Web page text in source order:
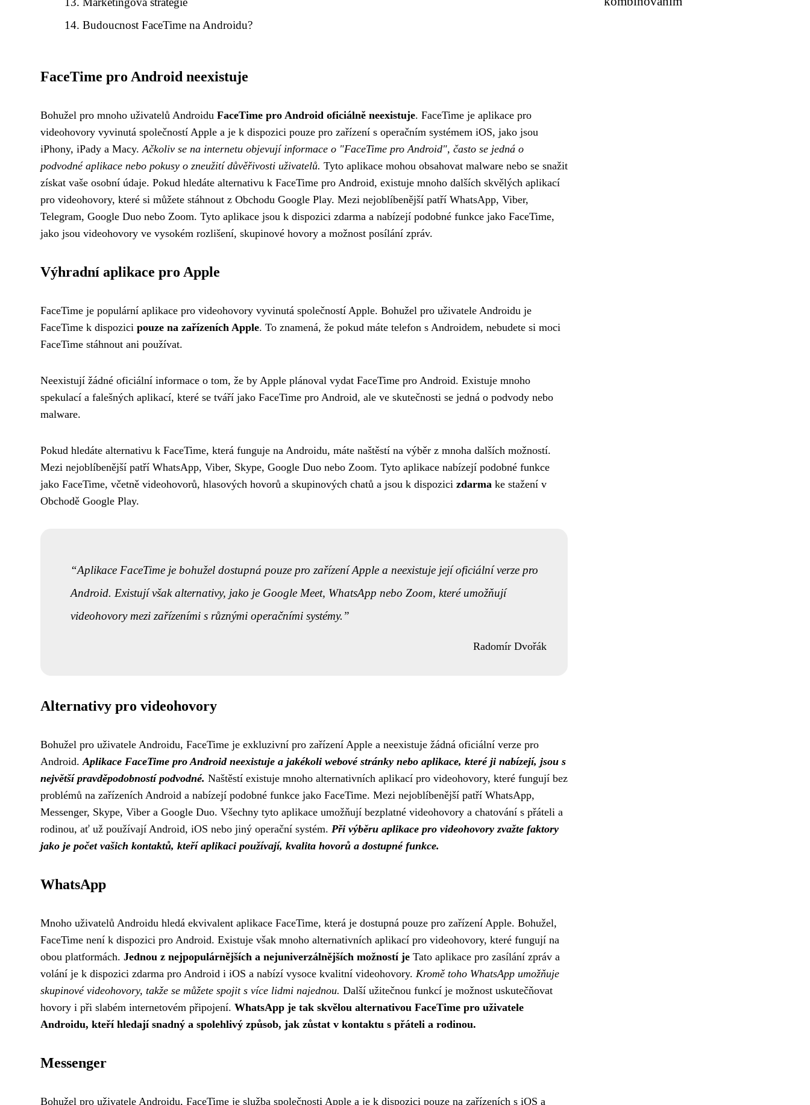
Budoucnost FaceTime na Androidu?
FaceTime pro Android neexistuje
Bohužel pro mnoho uživatelů Androidu FaceTime pro Android oficiálně neexistuje. FaceTime je aplikace pro
videohovory vyvinutá společností Apple a je k dispozici pouze pro zařízení s operačním systémem iOS, jako jsou
iPhony, iPady a Macy.Ačkoliv se na internetu objevují informace o "FaceTime pro Android", často se jedná o
podvodné aplikace nebo pokusy o zneužití důvěřivosti uživatelů. Tyto aplikace mohou obsahovat malware nebo se snažit
získat vaše osobní údaje. Pokud hledáte alternativu k FaceTime pro Android, existuje mnoho dalších skvělých aplikací
pro videohovory, které si můžete stáhnout z Obchodu Google Play. Mezi nejoblíbenější patří WhatsApp, Viber,
Telegram, Google Duo nebo Zoom. Tyto aplikace jsou k dispozici zdarma a nabízejí podobné funkce jako FaceTime,
jako jsou videohovory ve vysokém rozlišení, skupinové hovory a možnost posílání zpráv.
Výhradní aplikace pro Apple
FaceTime je populární aplikace pro videohovory vyvinutá společností Apple. Bohužel pro uživatele Androidu je
FaceTime k dispozici pouze na zařízeních Apple. To znamená, že pokud máte telefon s Androidem, nebudete si moci
FaceTime stáhnout ani používat.
Neexistují žádné oficiální informace o tom, že by Apple plánoval vydat FaceTime pro Android. Existuje mnoho
spekulací a falešných aplikací, které se tváří jako FaceTime pro Android, ale ve skutečnosti se jedná o podvody nebo
malware.
Pokud hledáte alternativu k FaceTime, která funguje na Androidu, máte naštěstí na výběr z mnoha dalších možností.
Mezi nejoblíbenější patří WhatsApp, Viber, Skype, Google Duo nebo Zoom. Tyto aplikace nabízejí podobné funkce
jako FaceTime, včetně videohovorů, hlasových hovorů a skupinových chatů a jsou k dispozici zdarma ke stažení v
Obchodě Google Play.
Aplikace FaceTime je bohužel dostupná pouze pro zařízení Apple a neexistuje její oficiální verze pro
Android. Existují však alternativy, jako je Google Meet, WhatsApp nebo Zoom, které umožňují
videohovory mezi zařízeními s různými operačními systémy.
Radomír Dvořák
Alternativy pro videohovory
Bohužel pro uživatele Androidu, FaceTime je exkluzivní pro zařízení Apple a neexistuje žádná oficiální verze pro
Android.Aplikace FaceTime pro Android neexistuje a jakékoli webové stránky nebo aplikace, které ji nabízejí, jsou s
největší pravděpodobností podvodné. Naštěstí existuje mnoho alternativních aplikací pro videohovory, které fungují bez
problémů na zařízeních Android a nabízejí podobné funkce jako FaceTime. Mezi nejoblíbenější patří WhatsApp,
Messenger, Skype, Viber a Google Duo. Všechny tyto aplikace umožňují bezplatné videohovory a chatování s přáteli a
rodinou, ať už používají Android, iOS nebo jiný operační systém. Při výběru aplikace pro videohovory zvažte faktory
jako je počet vašich kontaktů, kteří aplikaci používají, kvalita hovorů a dostupné funkce.
WhatsApp
Mnoho uživatelů Androidu hledá ekvivalent aplikace FaceTime, která je dostupná pouze pro zařízení Apple. Bohužel,
FaceTime není k dispozici pro Android. Existuje však mnoho alternativních aplikací pro videohovory, které fungují na
obou platformách. Jednou z nejpopulárnějších a nejuniverzálnějších možností je Tato aplikace pro zasílání zpráv a
volání je k dispozici zdarma pro Android i iOS a nabízí vysoce kvalitní videohovory. Kromě toho WhatsApp umožňuje
skupinové videohovory, takže se můžete spojit s více lidmi najednou. Další užitečnou funkcí je možnost uskutečňovat
hovory i při slabém internetovém připojení. WhatsApp je tak skvělou alternativou FaceTime pro uživatele
Androidu, kteří hledají snadný a spolehlivý způsob, jak zůstat v kontaktu s přáteli a rodinou.
Messenger
Bohužel pro uživatele Androidu, FaceTime je služba společnosti Apple a je k dispozici pouze na zařízeních s iOS a